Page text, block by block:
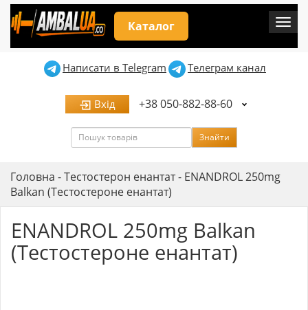
Каталог
Написати в Telegram Телеграм канал
Вхід +38 050-882-88-60
Пошук Знайти
Головна -Тестостерон енантат- ENANDROL 250mg
Balkan (Тестостероне енантат)
ENANDROL 250mg Balkan
(Тестостероне енантат)